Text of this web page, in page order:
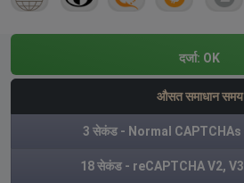
दर्जा: OK
औसत समाधान समय
3 सेकंड - Normal CAPTCHAs
18 सेकंड - reCAPTCHA V2, V3